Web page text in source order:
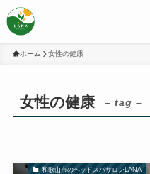
ホーム 女性の健康
女性の健康 – tag –
和歌山市のヘッドスパサロンLANA